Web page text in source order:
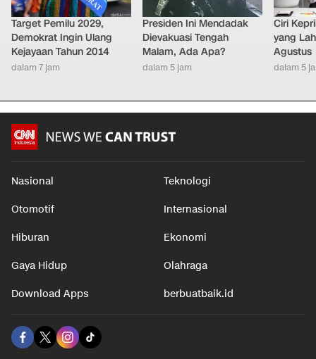
Target Pemilu 2029,
Demokrat Ingin Ulang
Kejayaan Tahun 2014
dalam 7 jam
Presiden Ini Mendadak
Dievakuasi Tengah
Malam, Ada Apa?
dalam 5 jam
Ciri
yang
Agustus
dalam 5
Nasional Teknologi
Otomotif Internasional
Hiburan Ekonomi
Gaya Hidup Olahraga
Download Apps berbuatbaik.id